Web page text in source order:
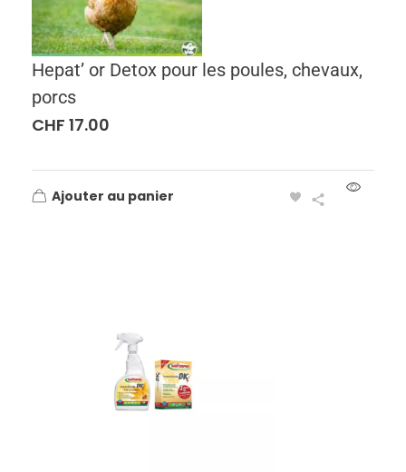
Hepat’ or Detox pour les poules, chevaux,
porcs
CHF 17.00
Ajouter au panier